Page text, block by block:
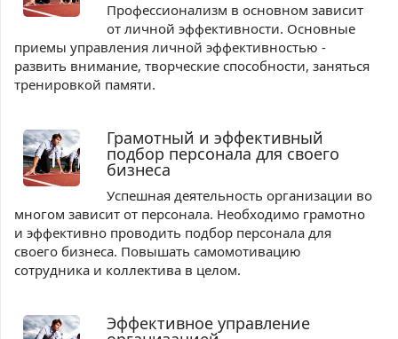
Профессионализм в основном зависит
от личной эффективности. Основные
приемы управления личной эффективностью -
развить внимание, творческие способности, заняться
тренировкой памяти.
Грамотный и эффективный
подбор персонала для своего
бизнеса
Успешная деятельность организации во
многом зависит от персонала. Необходимо грамотно
и эффективно проводить подбор персонала для
своего бизнеса. Повышать самомотивацию
сотрудника и коллектива в целом.
Эффективное управление